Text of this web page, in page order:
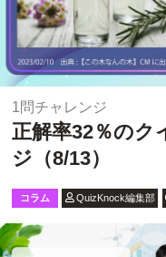
1問チャレンジ
正解率32％のク
ジ（8/13）
コラム QuizKnock編集部